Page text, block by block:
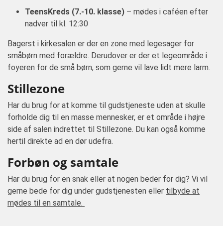
TeensKreds (7.-10. klasse) – mødes i caféen efter
nadver til kl. 12:30
Bagerst i kirkesalen er der en zone med legesager for
småbørn med forældre. Derudover er der et legeområde i
foyeren for de små børn, som gerne vil lave lidt mere larm.
Stillezone
Har du brug for at komme til gudstjeneste uden at skulle
forholde dig til en masse mennesker, er et område i højre
side af salen indrettet til Stillezone. Du kan også komme
hertil direkte ad en dør udefra.
Forbøn og samtale
Har du brug for en snak eller at nogen beder for dig? Vi vil
gerne bede for dig under gudstjenesten eller tilbyde at
mødes til en samtale.